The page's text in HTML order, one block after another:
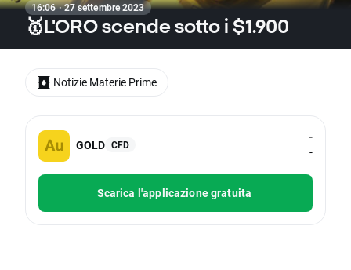
16:06 · 27 settembre 2023
🥇L'ORO scende sotto i $1.900
GOLD CFD
-
-
Scarica l'applicazione gratuita
Notizie Materie Prime